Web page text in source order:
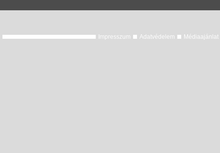
Impresszum Adatvédelem Médiaajánlat